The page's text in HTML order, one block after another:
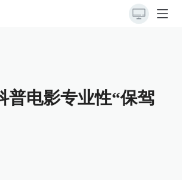
普电影专业性“保驾